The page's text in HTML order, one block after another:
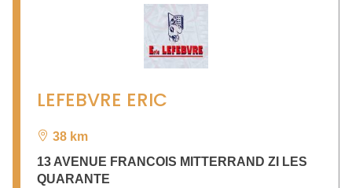
LEFEBVRE ERIC
38 km
13 AVENUE FRANCOIS MITTERRAND ZI LES
QUARANTE